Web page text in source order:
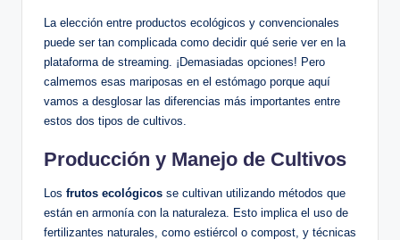
La elección entre productos ecológicos y convencionales
puede ser tan complicada como decidir qué serie ver en la
plataforma de streaming. ¡Demasiadas opciones! Pero
calmemos esas mariposas en el estómago porque aquí
vamos a desglosar las diferencias más importantes entre
estos dos tipos de cultivos.
Producción y Manejo de Cultivos
Los frutos ecológicos se cultivan utilizando métodos que
están en armonía con la naturaleza. Esto implica el uso de
fertilizantes naturales, como estiércol o compost, y técnicas